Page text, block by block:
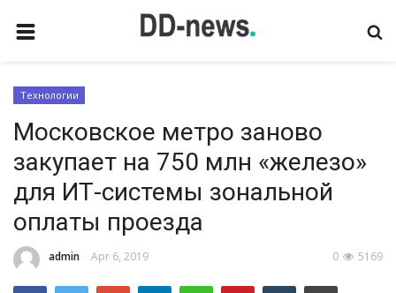
CONTACT
ТЕХНОЛОГИИ
ИНТЕРНЕТ
МОБИЛЬНАЯ СВЯЗЬ
СОФТ
Технологии
Московское метро заново
закупает на 750 млн «железо»
для ИТ-системы зональной
оплаты проезда
admin Apr 6, 2019 5169
0